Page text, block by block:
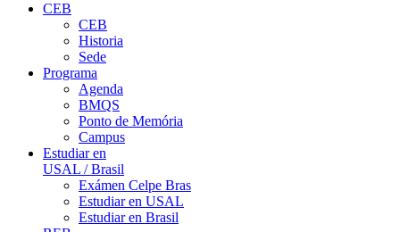
CEB
CEB
Historia
Sede
Programa
Agenda
BMQS
Ponto de Memória
Campus
Estudiar en
USAL / Brasil
Exámen Celpe Bras
Estudiar en USAL
Estudiar en Brasil